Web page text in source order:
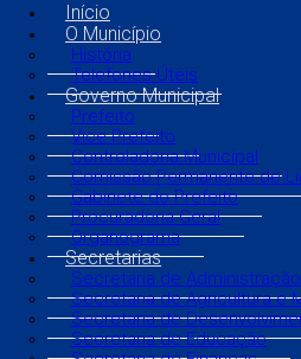
Início
O Município
História
Telefones Úteis
Governo Municipal
Prefeito
Vice Prefeito
Controladoria Municipal
Comissão Permanente de
Gabinete do Prefeito
Procuradoria Geral
Organograma
Secretarias
Secretaria de
Secretaria de Agricultura e
Secretaria de
Secretaria de Educação